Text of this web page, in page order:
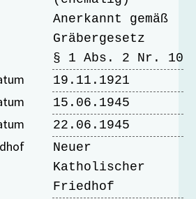
Anerkannt gemäß
Gräbergesetz
§ 1 Abs. 2 Nr. 10
19.11.1921
15.06.1945
22.06.1945
Neuer
Katholischer
Friedhof